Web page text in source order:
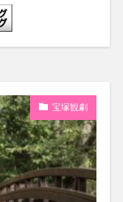
宝塚観劇